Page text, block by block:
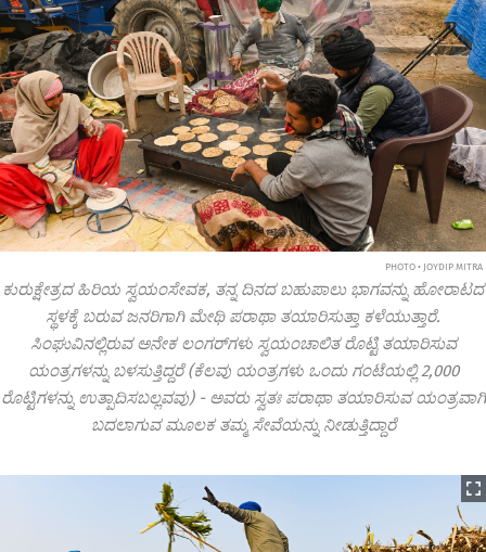
PHOTO • JOYDIP MITRA
ಕುರುಕ್ಷೇತ್ರದ ಹಿರಿಯ ಸ್ವಯಂಸೇವಕ, ತನ್ನ ದಿನದ ಬಹುಪಾಲು ಭಾಗವನ್ನು ಹೋರಾಟದ
ಸ್ಥಳಕ್ಕೆ ಬರುವ ಜನರಿಗಾಗಿ ಮೇಥಿ ಪರಾಥಾ ತಯಾರಿಸುತ್ತಾ ಕಳೆಯುತ್ತಾರೆ.
ಸಿಂಘುವಿನಲ್ಲಿರುವ ಅನೇಕ ಲಂಗರ್‌ಗಳು ಸ್ವಯಂಚಾಲಿತ ರೊಟ್ಟಿ ತಯಾರಿಸುವ
ಯಂತ್ರಗಳನ್ನು ಬಳಸುತ್ತಿದ್ದರೆ (ಕೆಲವು ಯಂತ್ರಗಳು ಒಂದು ಗಂಟೆಯಲ್ಲಿ 2,000
ರೊಟ್ಟಿಗಳನ್ನು ಉತ್ಪಾದಿಸಬಲ್ಲವವು) - ಅವರು ಸ್ವತಃ ಪರಾಥಾ ತಯಾರಿಸುವ ಯಂತ್ರವಾಗಿ
ಬದಲಾಗುವ ಮೂಲಕ ತಮ್ಮ ಸೇವೆಯನ್ನು ನೀಡುತ್ತಿದ್ದಾರೆ